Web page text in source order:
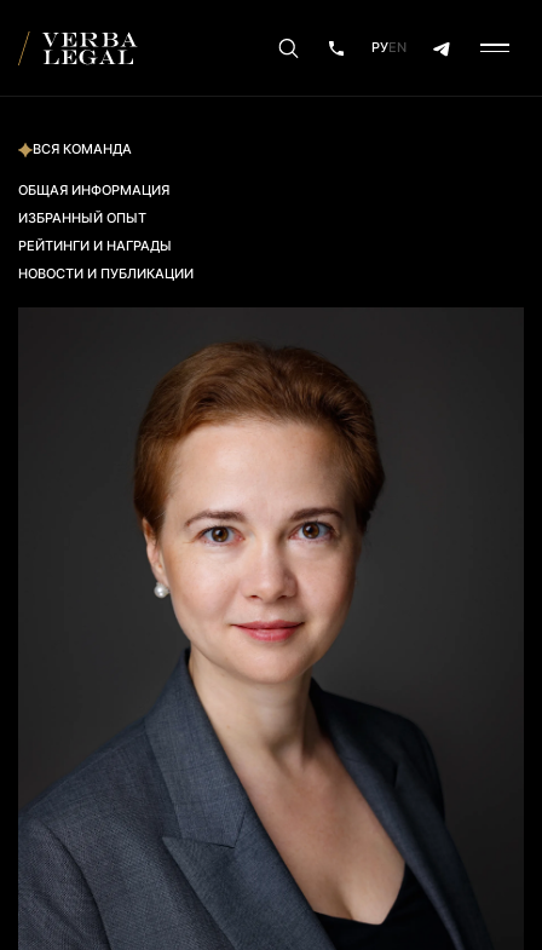
РУEN
ВСЯ КОМАНДА
ОБЩАЯ ИНФОРМАЦИЯ
ИЗБРАННЫЙ ОПЫТ
РЕЙТИНГИ И НАГРАДЫ
НОВОСТИ И ПУБЛИКАЦИИ